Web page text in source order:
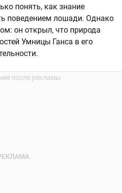
понять, как знание
поведением лошади. Однако
он открыл, что природа
Умницы Ганса в его